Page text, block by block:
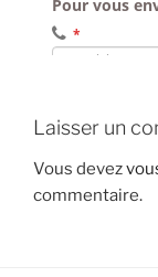
Laisser un
Vous devez
commentaire.